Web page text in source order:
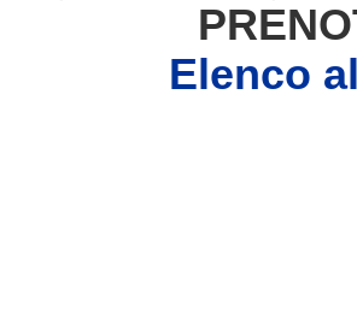
Elenco